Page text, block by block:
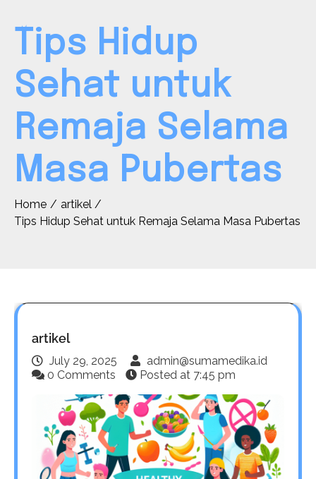
Tips Hidup
Sehat untuk
Remaja Selama
Masa Pubertas
Home
artikel
Tips Hidup Sehat untuk Remaja Selama Masa Pubertas
artikel
July 29, 2025
admin@sumamedika.id
0 Comments
Posted at 7:45 pm